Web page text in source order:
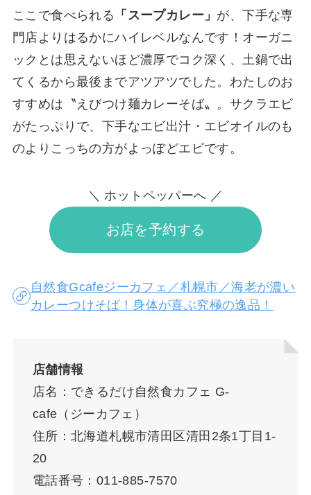
ここで食べられる 「スープカレー」 が、下手な専
門店よりはるかにハイレベルなんです！オーガニ
ックとは思えないほど濃厚でコク深く、土鍋で出
てくるから最後までアツアツでした。わたしのお
すすめは〝えびつけ麺カレーそば〟。サクラエビ
がたっぷりで、下手なエビ出汁・エビオイルのも
のよりこっちの方がよっぽどエビです。
＼ ホットペッパーへ ／
お店を予約する
自然食Gcafeジーカフェ／札幌市／海老が濃い
カレーつけそば！身体が喜ぶ究極の逸品！
店舗情報
店名：できるだけ自然食カフェ G-
cafe（ジーカフェ）
住所：北海道札幌市清田区清田2条1丁目1-
20
電話番号：011-885-7570